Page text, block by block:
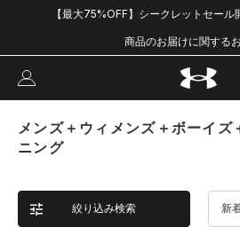
【最大75%OFF】シークレットセール
商品のお届けに関する
メンズ＋ウィメンズ＋ボーイズ
ニング
絞り込み検索 新